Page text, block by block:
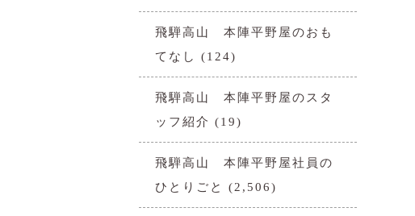
飛騨高山 本陣平野屋のおも
てなし
(124)
飛騨高山 本陣平野屋のスタ
ッフ紹介 (19)
飛騨高山 本陣平野屋社員の
ひとりごと
(2,506)